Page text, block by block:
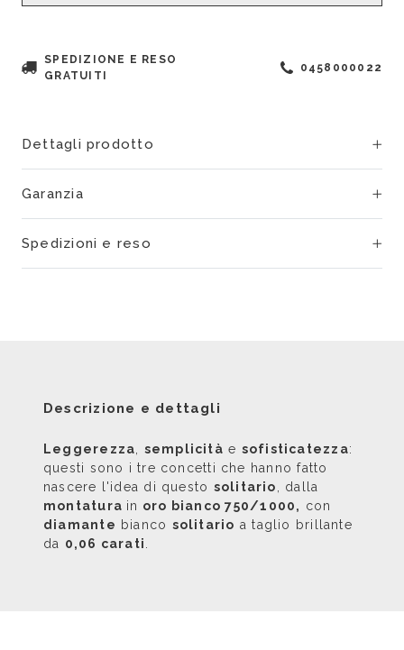
SPEDIZIONE E RESO
GRATUITI
0458000022
Dettagli prodotto
Garanzia
Spedizioni e reso
Descrizione e dettagli
Leggerezza, semplicità e sofisticatezza:
questi sono i tre concetti che hanno fatto
nascere l'idea di questo solitario, dalla
montatura in oro bianco 750/1000, con
diamante bianco solitario a taglio brillante
da 0,06 carati.